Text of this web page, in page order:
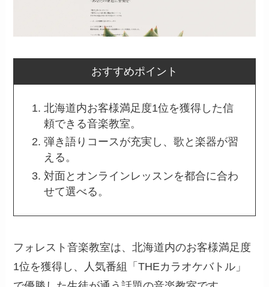
おすすめポイント
北海道内お客様満足度1位を獲得した信
頼できる音楽教室。
弾き語りコースが充実し、歌と楽器が習
える。
対面とオンラインレッスンを都合に合わ
せて選べる。
フォレスト音楽教室は、北海道内のお客様満足度
1位を獲得し、人気番組「THEカラオケバトル」